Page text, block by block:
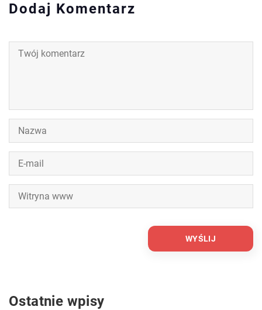
Dodaj Komentarz
Ostatnie wpisy